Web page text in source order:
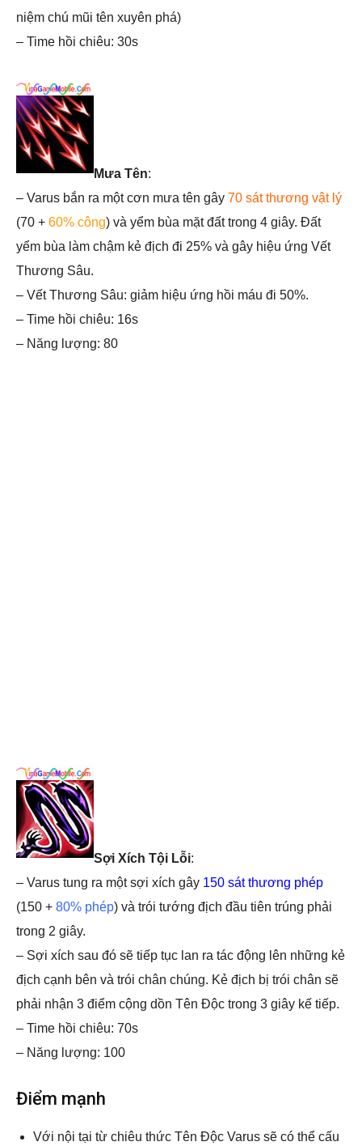
niệm chú mũi tên xuyên phá)
– Time hồi chiêu: 30s
Mưa Tên:
– Varus bắn ra một cơn mưa tên gây 70 sát thương vật lý
(70 + 60% công) và yểm bùa mặt đất trong 4 giây. Đất
yểm bùa làm chậm kẻ địch đi 25% và gây hiệu ứng Vết
Thương Sâu.
– Vết Thương Sâu: giảm hiệu ứng hồi máu đi 50%.
– Time hồi chiêu: 16s
– Năng lượng: 80
Sợi Xích Tội Lỗi:
– Varus tung ra một sợi xích gây 150 sát thương phép
(150 + 80% phép) và trói tướng địch đầu tiên trúng phải
trong 2 giây.
– Sợi xích sau đó sẽ tiếp tục lan ra tác động lên những kẻ
địch cạnh bên và trói chân chúng. Kẻ địch bị trói chân sẽ
phải nhận 3 điểm cộng dồn Tên Độc trong 3 giây kế tiếp.
– Time hồi chiêu: 70s
– Năng lượng: 100
Điểm mạnh
Với nội tại từ chiêu thức Tên Độc Varus sẽ có thể cấu